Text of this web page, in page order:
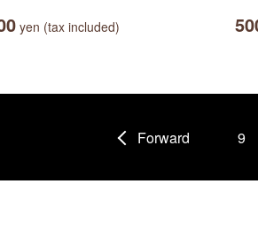
yen (tax included)
Forward 9